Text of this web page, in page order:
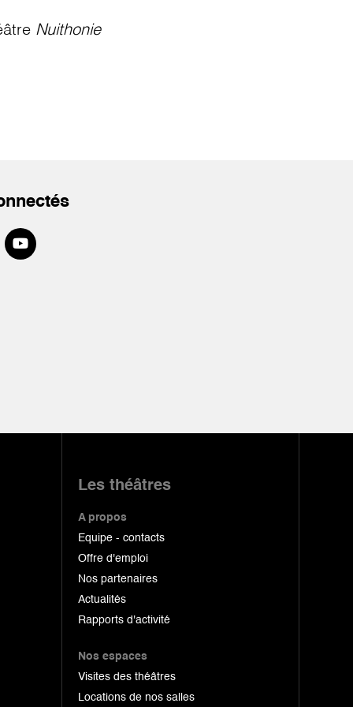
Nuithonie
Les théâtres
A propos
Equipe - contacts
Offre d'emploi
Nos partenaires
Actualités
Rapports d'activité
Nos espaces
Visites des théâtres
Locations de nos salles